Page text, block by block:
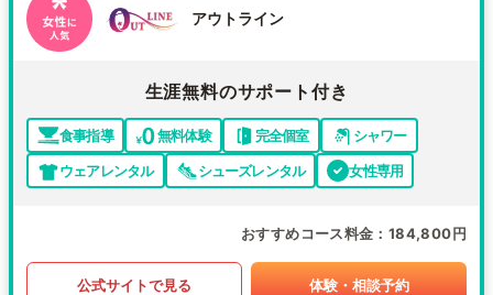
アウトライン
生涯無料のサポート付き
食事指導 無料体験 完全個室
シャワー
ウェアレンタル
シューズレンタル 女性専用
おすすめコース料金 184,800円
公式サイトで見る 体験・相談予約